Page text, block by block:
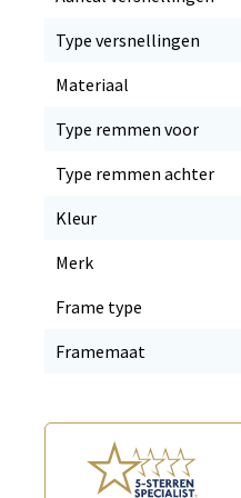
Type versnellingen
Materiaal
Type remmen voor
Type remmen achter
Kleur
Merk
Frame type
Framemaat